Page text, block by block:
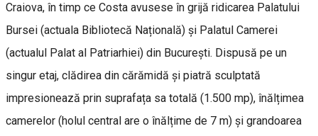
Craiova, în timp ce Costa avusese în grijă ridicarea Palatului
Bursei (actuala Bibliotecă Națională) și Palatul Camerei
(actualul Palat al Patriarhiei) din București. Dispusă pe un
singur etaj, clădirea din cărămidă și piatră sculptată
impresionează prin suprafața sa totală (1.500 mp), înălțimea
camerelor (holul central are o înălțime de 7 m) și grandoarea